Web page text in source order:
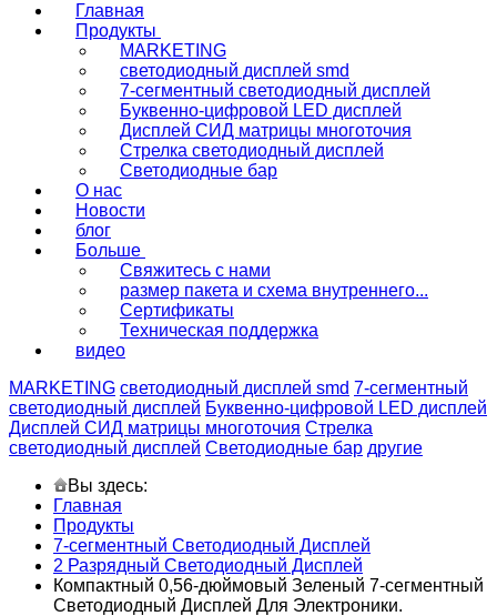
Главная
Продукты
MARKETING
светодиодный дисплей smd
7-сегментный светодиодный дисплей
Буквенно-цифровой LED дисплей
Дисплей СИД матрицы многоточия
Стрелка светодиодный дисплей
Светодиодные бар
О нас
Новости
блог
Больше
Свяжитесь с нами
размер пакета и схема внутреннего...
Сертификаты
Техническая поддержка
видео
MARKETING светодиодный дисплей smd 7-сегментный
светодиодный дисплей Буквенно-цифровой LED дисплей
Дисплей СИД матрицы многоточия Стрелка
светодиодный дисплей Светодиодные бар другие
Вы здесь:
Главная
Продукты
7-сегментный Светодиодный Дисплей
2 Разрядный Светодиодный Дисплей
Компактный 0,56-дюймовый Зеленый 7-сегментный
Светодиодный Дисплей Для Электроники.